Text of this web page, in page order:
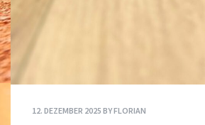
12. DEZEMBER 2025 BYFLORIAN